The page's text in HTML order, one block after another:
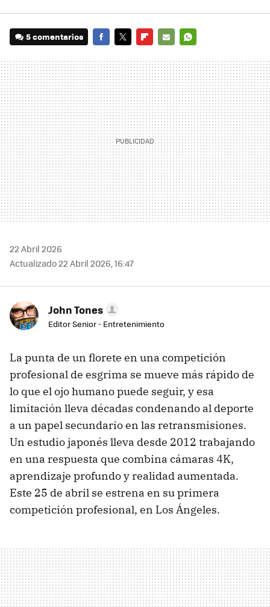
5 comentarios
MAIL
22 Abril 2026
Actualizado 22 Abril 2026, 16:47
John Tones
Editor Senior - Entretenimiento
La punta de un florete en una competición
profesional de esgrima se mueve más rápido de
lo que el ojo humano puede seguir, y esa
limitación lleva décadas condenando al deporte
a un papel secundario en las retransmisiones.
Un estudio japonés lleva desde 2012 trabajando
en una respuesta que combina cámaras 4K,
aprendizaje profundo y realidad aumentada.
Este 25 de abril se estrena en su primera
competición profesional, en Los Ángeles.